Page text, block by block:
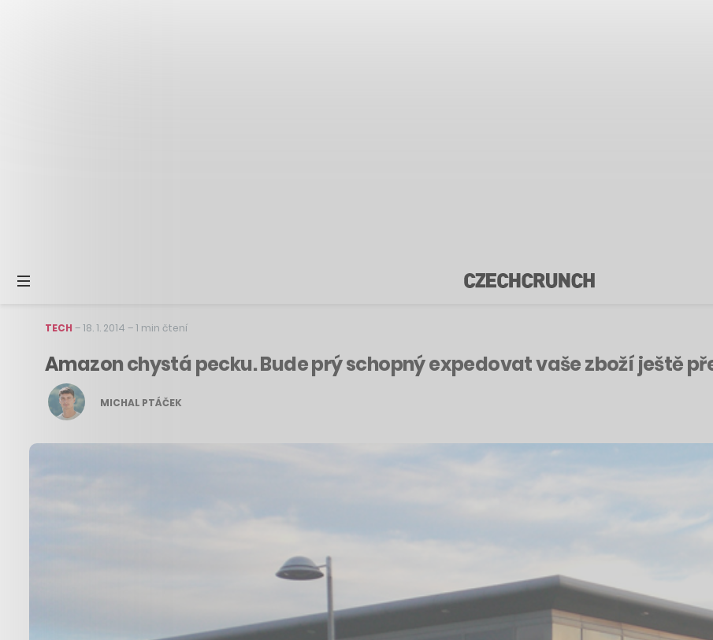
TECH –18. 1. 2014 –1 min čtení
Amazon chystá pecku. Bude prý schopný expedovat vaše zboží ještě
MICHAL PTÁČEK